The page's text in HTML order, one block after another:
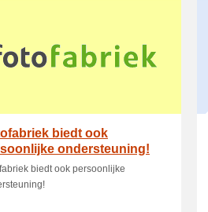
biedt ook
ondersteuning!
biedt ook persoonlijke